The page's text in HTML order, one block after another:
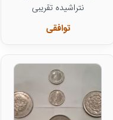
نتراشیده تقریبی
توافقی